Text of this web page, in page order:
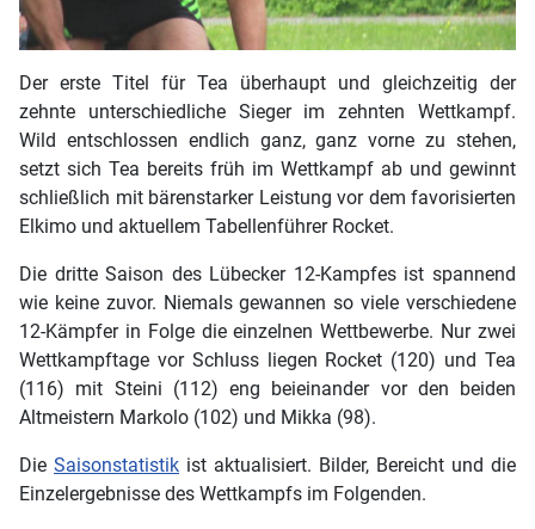
Der erste Titel für Tea überhaupt und gleichzeitig der
zehnte unterschiedliche Sieger im zehnten Wettkampf.
Wild entschlossen endlich ganz, ganz vorne zu stehen,
setzt sich Tea bereits früh im Wettkampf ab und gewinnt
schließlich mit bärenstarker Leistung vor dem favorisierten
Elkimo und aktuellem Tabellenführer Rocket.
Die dritte Saison des Lübecker 12-Kampfes ist spannend
wie keine zuvor. Niemals gewannen so viele verschiedene
12-Kämpfer in Folge die einzelnen Wettbewerbe. Nur zwei
Wettkampftage vor Schluss liegen Rocket (120) und Tea
(116) mit Steini (112) eng beieinander vor den beiden
Altmeistern Markolo (102) und Mikka (98).
Die Saisonstatistik ist aktualisiert. Bilder, Bereicht und die
Einzelergebnisse des Wettkampfs im Folgenden.